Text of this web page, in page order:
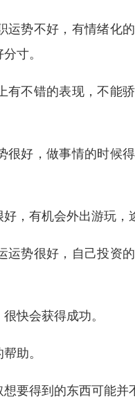
运势不好，有情绪化
寸。
有不错的表现，不能
很好，做事情的时候
，有机会外出游玩，
运势很好，自己投资
快会获得成功。
助。
要得到的东西可能并